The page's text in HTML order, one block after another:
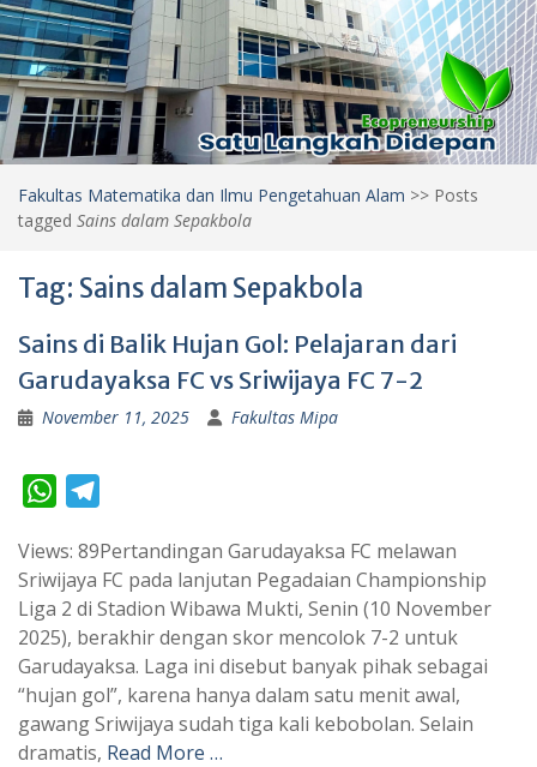
Fakultas Matematika dan Ilmu Pengetahuan Alam >> Posts
tagged Sains dalam Sepakbola
Tag: Sains dalam Sepakbola
Sains di Balik Hujan Gol: Pelajaran dari
Garudayaksa FC vs Sriwijaya FC 7-2
November 11, 2025 Fakultas Mipa
W
a
t
s
A
p
p
l
e
g
r
a
m
Views: 89Pertandingan Garudayaksa FC melawan
Sriwijaya FC pada lanjutan Pegadaian Championship
Liga 2 di Stadion Wibawa Mukti, Senin (10 November
2025), berakhir dengan skor mencolok 7-2 untuk
Garudayaksa. Laga ini disebut banyak pihak sebagai
“hujan gol”, karena hanya dalam satu menit awal,
gawang Sriwijaya sudah tiga kali kebobolan. Selain
dramatis, Read More …